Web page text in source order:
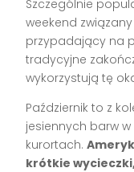
Szczególnie
weekend
przypadający na
tradycyjne
wykorzystują tę
Październik to z
jesiennych barw
kurortach.
krótkie